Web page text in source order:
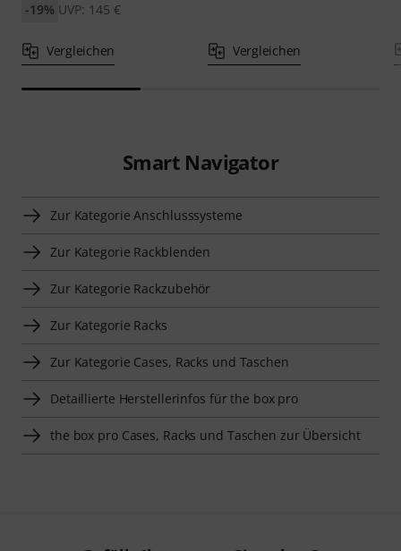
UVP: 145 €
-19%
Vergleichen Vergleichen
Smart Navigator
Zur Kategorie Anschlusssysteme
Zur Kategorie Rackblenden
Zur Kategorie Rackzubehör
Zur Kategorie Racks
Zur Kategorie Cases, Racks und Taschen
Detaillierte Herstellerinfos für the box pro
the box pro Cases, Racks und Taschen zur Übersicht